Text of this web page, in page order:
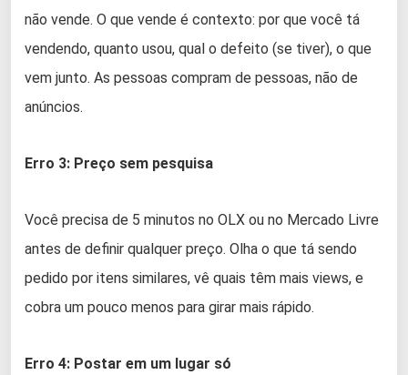
não vende. O que vende é contexto: por que você tá
vendendo, quanto usou, qual o defeito (se tiver), o que
vem junto. As pessoas compram de pessoas, não de
anúncios.
Erro 3: Preço sem pesquisa
Você precisa de 5 minutos no OLX ou no Mercado Livre
antes de definir qualquer preço. Olha o que tá sendo
pedido por itens similares, vê quais têm mais views, e
cobra um pouco menos para girar mais rápido.
Erro 4: Postar em um lugar só